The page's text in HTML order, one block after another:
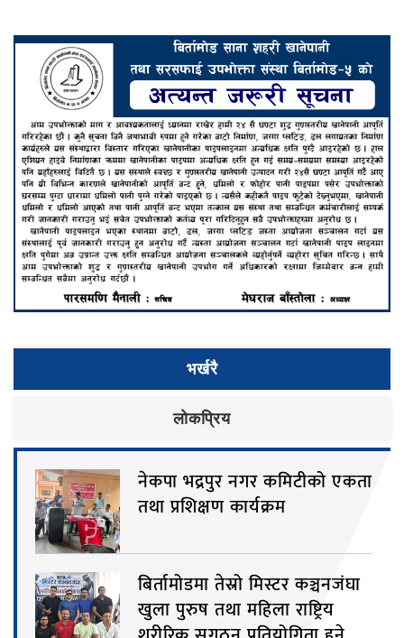
भर्खरै
लाेकप्रिय
नेकपा भद्रपुर नगर कमिटीको एकता
तथा प्रशिक्षण कार्यक्रम
बिर्तामोडमा तेस्रो मिस्टर कञ्चनजंघा
खुला पुरुष तथा महिला राष्ट्रिय